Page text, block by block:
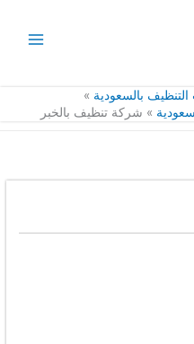
بالسعودية
شركة تنظيف بالخبر